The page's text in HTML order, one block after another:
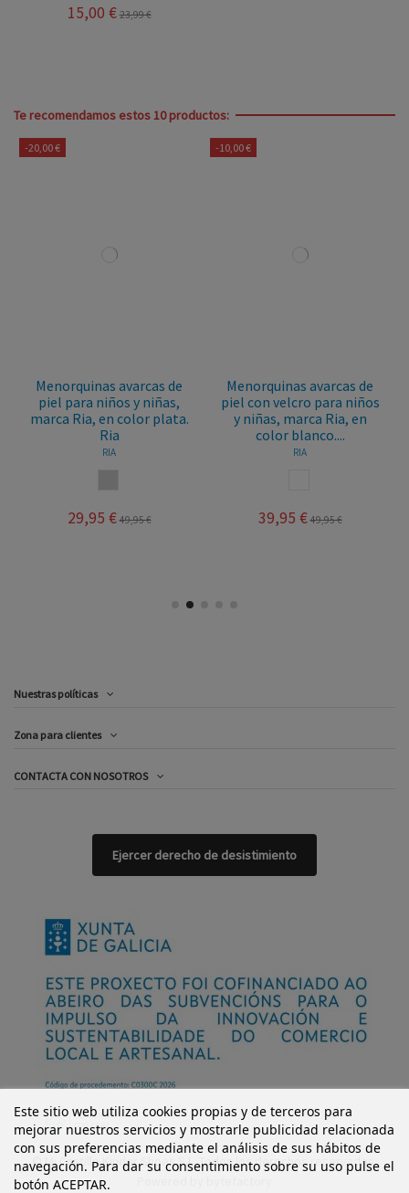
15,00 € 23,99 €
Te recomendamos estos 10 productos:
-20,00 €
Menorquinas avarcas de
piel para niños y niñas,
marca Ria, en color plata.
Ria
RIA
29,95 € 49,95 €
-10,00 €
Menorquinas avarcas de
piel con velcro para niños
y niñas, marca Ria, en
color blanco....
RIA
39,95 € 49,95 €
Nuestras políticas
Zona para clientes
CONTACTA CON NOSOTROS
Este sitio web utiliza cookies propias y de terceros para
mejorar nuestros servicios y mostrarle publicidad relacionada
con sus preferencias mediante el análisis de sus hábitos de
navegación. Para dar su consentimiento sobre su uso pulse el
botón ACEPTAR.
Ejercer derecho de desistimiento
© Mi Castillo Kinder Shoes S.L. Todos los derechos reservados.